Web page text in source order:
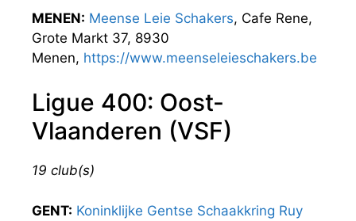
MENEN: Meense Leie Schakers, Cafe Rene,
Grote Markt 37, 8930
Menen, https://www.meenseleieschakers.be
Ligue 400: Oost-
Vlaanderen (VSF)
19 club(s)
GENT: Koninklijke Gentse Schaakkring Ruy